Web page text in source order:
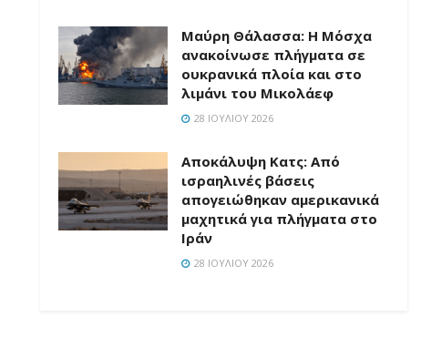
Μαύρη Θάλασσα: Η Μόσχα
ανακοίνωσε πλήγματα σε
ουκρανικά πλοία και στο
λιμάνι του Μικολάεφ
28 ΙΟΥΛΊΟΥ 2026
Αποκάλυψη Κατς: Από
ισραηλινές βάσεις
απογειώθηκαν αμερικανικά
μαχητικά για πλήγματα στο
Ιράν
28 ΙΟΥΛΊΟΥ 2026